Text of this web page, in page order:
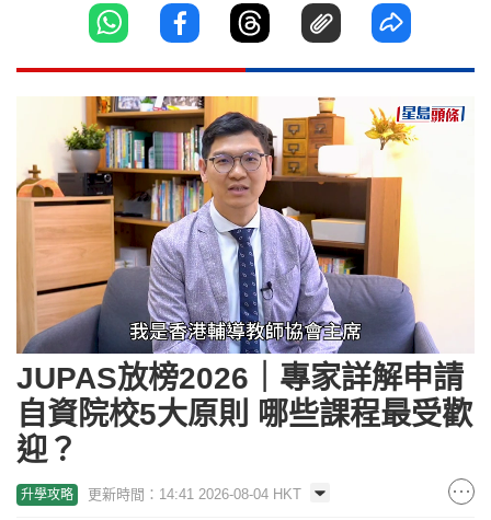
Loaded:
29.94%
JUPAS放榜2026｜專家詳解申請
自資院校5大原則 哪些課程最受歡
迎？
升學攻略 更新時間：14:41 2026-08-04 HKT